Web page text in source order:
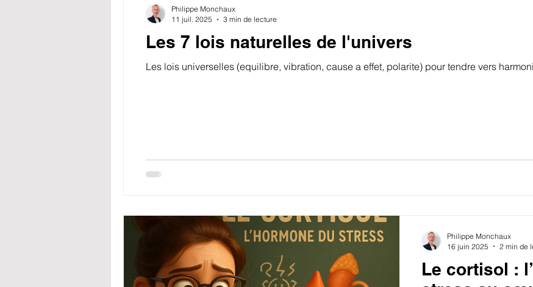
Les 7 lois naturelles de l'univers
Les lois universelles (equilibre, vibration, cause a effet, polarite) pour tendre vers
Philippe Monchaux
11 juil. 2025
3 min de lecture
Le cortisol :
Philippe Monchaux
16 juin 2025
2 min de